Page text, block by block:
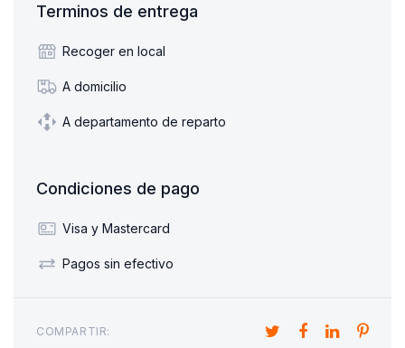
Terminos de entrega
Recoger en local
A domicilio
A departamento de reparto
Condiciones de pago
Visa y Mastercard
Pagos sin efectivo
COMPARTIR: